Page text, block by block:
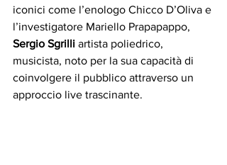
iconici come l’enologo Chicco D’Oliva e
l’investigatore Mariello Prapapappo,
Sergio Sgrilli artista poliedrico,
musicista, noto per la sua capacità di
coinvolgere il pubblico attraverso un
approccio live trascinante.